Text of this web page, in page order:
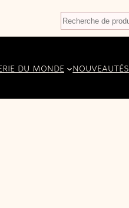
Recherche
DU MONDE NOUVEAUTÉS